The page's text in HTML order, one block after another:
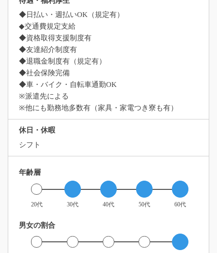
◆日払い・週払いOK（規定有）
◆交通費規定支給
◆資格取得支援制度有
◆友達紹介制度有
◆退職金制度有（規定有）
◆社会保険完備
◆車・バイク・自転車通勤OK
※派遣先による
※他にも勤務地多数有（家具・家電つき寮も有）
休日・休暇
シフト
年齢層
20代 30代 40代 50代 60代
男女の割合